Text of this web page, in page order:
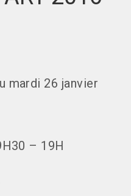
mardi 26 janvier
– 19H